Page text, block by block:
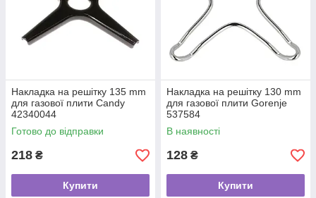
Накладка на решітку 135 mm
для газової плити Candy
42340044
Готово до відправки
218 ₴
Купити
Накладка на решітку 130 mm
для газової плити Gorenje
537584
В наявності
128 ₴
Купити